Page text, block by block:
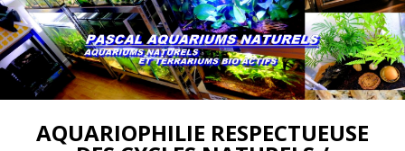
AQUARIOPHILIE RESPECTUEUSE